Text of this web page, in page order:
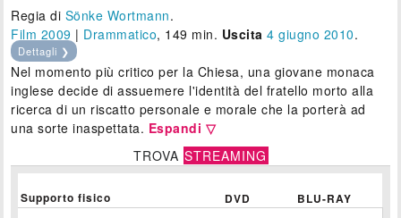
Regia di Sönke Wortmann.
Film 2009 | Drammatico, 149 min. Uscita 4 giugno 2010.
Dettagli ❯
Nel momento più critico per la Chiesa, una giovane monaca
inglese decide di assuemere l'identità del fratello morto alla
ricerca di un riscatto personale e morale che la porterà ad
una sorte inaspettata. Espandi ▽
TROVA STREAMING
Supporto fisico DVD BLU-RAY